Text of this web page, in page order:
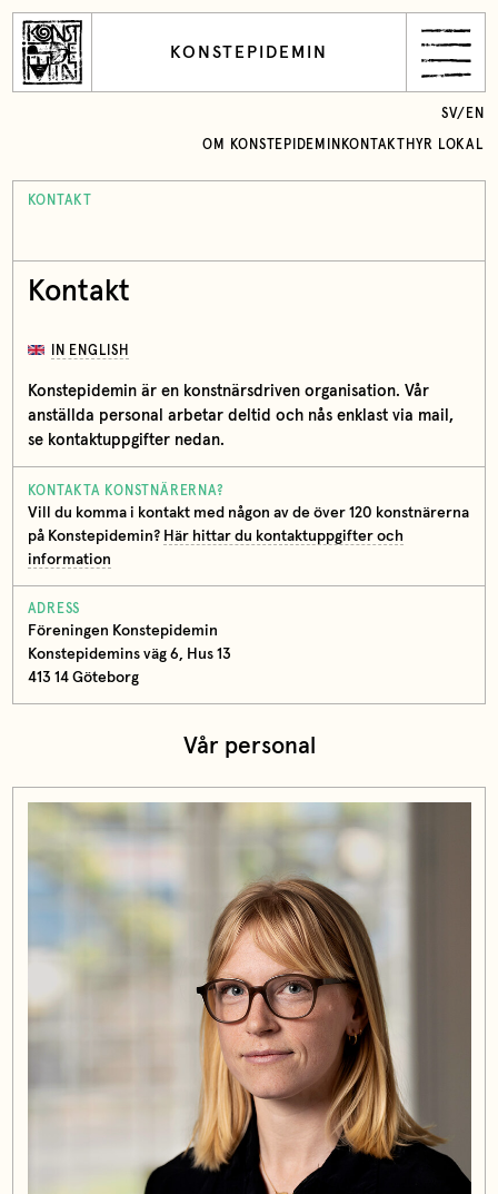
KONSTEPIDEMIN
OM KONSTEPIDEMIN KONTAKT HYR LOKAL
SV/ EN
KONTAKT
Kontakt
IN ENGLISH
Konstepidemin är en konstnärsdriven organisation. Vår
anställda personal arbetar deltid och nås enklast via mail,
se kontaktuppgifter nedan.
KONTAKTA KONSTNÄRERNA?
Vill du komma i kontakt med någon av de över 120 konstnärerna
på Konstepidemin? Här hittar du kontaktuppgifter och
information
ADRESS
Föreningen Konstepidemin
Konstepidemins väg 6, Hus 13
413 14 Göteborg
Vår personal